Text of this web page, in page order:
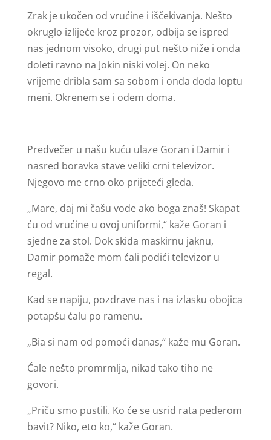
Zrak je ukočen od vrućine i iščekivanja. Nešto
okruglo izlijeće kroz prozor, odbija se ispred
nas jednom visoko, drugi put nešto niže i onda
doleti ravno na Jokin niski volej. On neko
vrijeme dribla sam sa sobom i onda doda loptu
meni. Okrenem se i odem doma.
Predvečer u našu kuću ulaze Goran i Damir i
nasred boravka stave veliki crni televizor.
Njegovo me crno oko prijeteći gleda.
„Mare, daj mi čašu vode ako boga znaš! Skapat
ću od vrućine u ovoj uniformi,“ kaže Goran i
sjedne za stol. Dok skida maskirnu jaknu,
Damir pomaže mom ćali podići televizor u
regal.
Kad se napiju, pozdrave nas i na izlasku obojica
potapšu ćalu po ramenu.
„Bia si nam od pomoći danas,“ kaže mu Goran.
Ćale nešto promrmlja, nikad tako tiho ne
govori.
„Priču smo pustili. Ko će se usrid rata pederom
bavit? Niko, eto ko,“ kaže Goran.